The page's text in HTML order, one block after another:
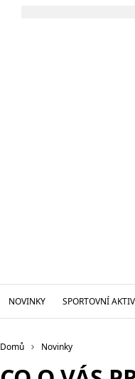
NOVINKY SPORTOVNÍ
Domů Novinky